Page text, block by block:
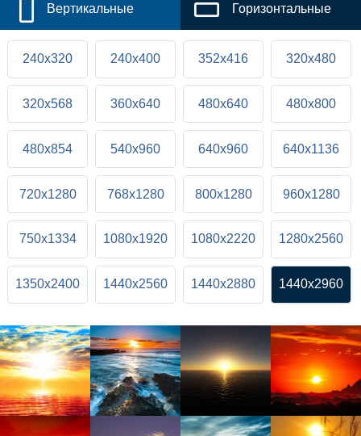
Вертикальные Горизонтальные
240x320 240x400 352x416 320x480
320x568 360x640 480x640 480x800
480x854 540x960 640x960 640x1136
720x1280 768x1280 800x1280 960x1280
750x1334 1080x1920 1080x2220 1280x2560
1350x2400 1440x2560 1440x2880 1440x2960